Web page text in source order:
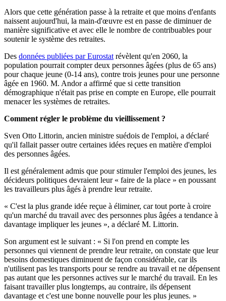
Alors que cette génération passe à la retraite et que moins d'enfants
naissent aujourd'hui, la main-d'œuvre est en passe de diminuer de
manière significative et avec elle le nombre de contribuables pour
soutenir le système des retraites.
Des données publiées par Eurostat révèlent qu'en 2060, la
population pourrait compter deux personnes âgées (plus de 65 ans)
pour chaque jeune (0-14 ans), contre trois jeunes pour une personne
âgée en 1960. M. Andor a affirmé que si cette transition
démographique n'était pas prise en compte en Europe, elle pourrait
menacer les systèmes de retraites.
Comment régler le problème du vieillissement ?
Sven Otto Littorin, ancien ministre suédois de l'emploi, a déclaré
qu'il fallait passer outre certaines idées reçues en matière d'emploi
des personnes âgées.
Il est généralement admis que pour stimuler l'emploi des jeunes, les
décideurs politiques devraient leur « faire de la place » en poussant
les travailleurs plus âgés à prendre leur retraite.
« C'est la plus grande idée reçue à éliminer, car tout porte à croire
qu'un marché du travail avec des personnes plus âgées a tendance à
davantage impliquer les jeunes », a déclaré M. Littorin.
Son argument est le suivant : « Si l'on prend en compte les
personnes qui viennent de prendre leur retraite, on constate que leur
besoins domestiques diminuent de façon considérable, car ils
n'utilisent pas les transports pour se rendre au travail et ne dépensent
pas autant que les personnes actives sur le marché du travail. En les
faisant travailler plus longtemps, au contraire, ils dépensent
davantage et c'est une bonne nouvelle pour les plus jeunes. »